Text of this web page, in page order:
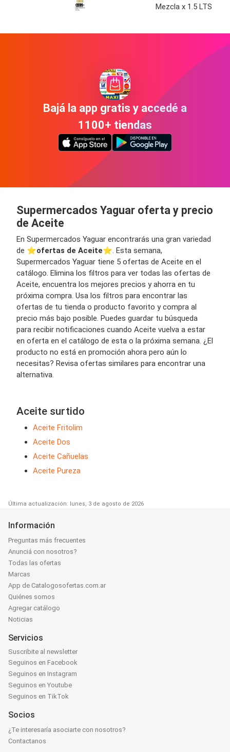
Mezcla x 1.5 LTS
Bajá la app gratis y accedé a
1100+ tiendas
Supermercados Yaguar oferta y precio
de Aceite
En Supermercados Yaguar encontrarás una gran variedad
de ⭐️ofertas de Aceite⭐️. Esta semana,
Supermercados Yaguar tiene 5 ofertas de Aceite en el
catálogo. Elimina los filtros para ver todas las ofertas de
Aceite, encuentra los mejores precios y ahorra en tu
próxima compra. Usa los filtros para encontrar las
ofertas de tu tienda o producto favorito y compra al
precio más bajo posible. Puedes guardar tu búsqueda
para recibir notificaciones cuando Aceite vuelva a estar
en oferta en el catálogo de esta o la próxima semana. ¿El
producto no está en promoción ahora pero aún lo
necesitas? Revisa ofertas similares para encontrar una
alternativa.
Aceite surtido
Aceite Fritolim
Aceite Dos
Aceite Cañuelas
Aceite Pureza
Última actualización: lunes, 3 de agosto de 2026
Información
Preguntas más frecuentes
Anunciá con nosotros?
Todas las ofertas
Marcas
App de Catalogosofertas.com.ar
Quiénes somos
Agregar catálogo
Noticias
Servicios
Suscribite al newsletter
Seguinos en Facebook
Seguinos en Instagram
Seguinos en Youtube
Seguinos en TikTok
Socios
¿Te interesaría asociarte con nosotros?
Contactanos